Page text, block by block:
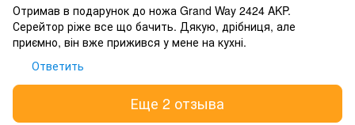
Отримав в подарунок до ножа Grand Way 2424 AKP.
Серейтор ріже все що бачить. Дякую, дрібниця, але
приємно, він вже прижився у мене на кухні.
Ответить
Еще 2 отзыва